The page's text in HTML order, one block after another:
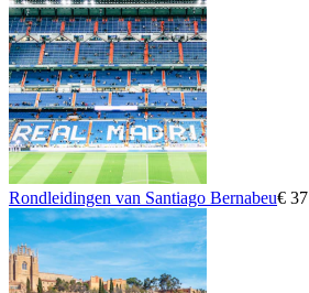
Rondleidingen van Santiago Bernabeu€ 37